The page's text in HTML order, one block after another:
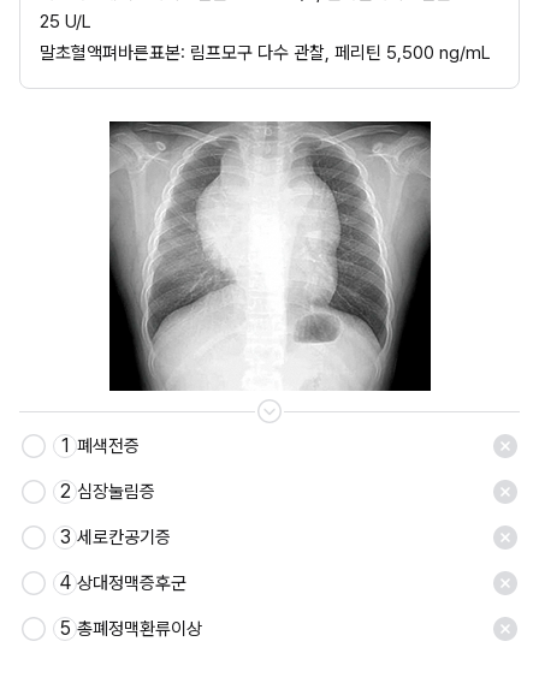
25 U/L
말초혈액펴바른표본: 림프모구 다수 관찰, 페리틴 5,500 ng/mL
1 폐색전증
2 심장눌림증
3 세로칸공기증
4 상대정맥증후군
5 총폐정맥환류이상